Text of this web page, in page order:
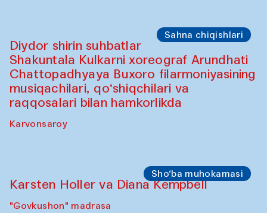
Sahna chiqishlari
Diydor shirin suhbatlar
Shakuntala Kulkarni xoreograf Arundhati
Chattopadhyaya Buxoro filarmoniyasining
musiqachilari, qo‘shiqchilari va
raqqosalari bilan hamkorlikda
Karvonsaroy
Sho‘ba muhokamasi
Karsten Holler va Diana Kempbell
"Govkushon" madrasa